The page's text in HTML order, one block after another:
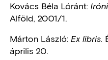
Kovács Béla Lóránt:
Alföld, 2001/1.
Márton László: Ex libris.
április 20.